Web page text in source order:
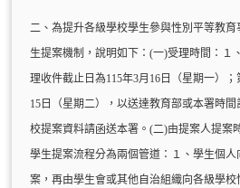
二、為提升各級學校學生參與性別平等教
生提案機制，說明如下：(一)受理時間：１
理收件截止日為115年3月16日（星期一）；
15日（星期二），以送達教育部或本署時
校提案資料請函送本署。(二)由提案人提案
學生提案流程分為兩個管道：１、學生個
案，再由學生會或其他自治組織向各級學